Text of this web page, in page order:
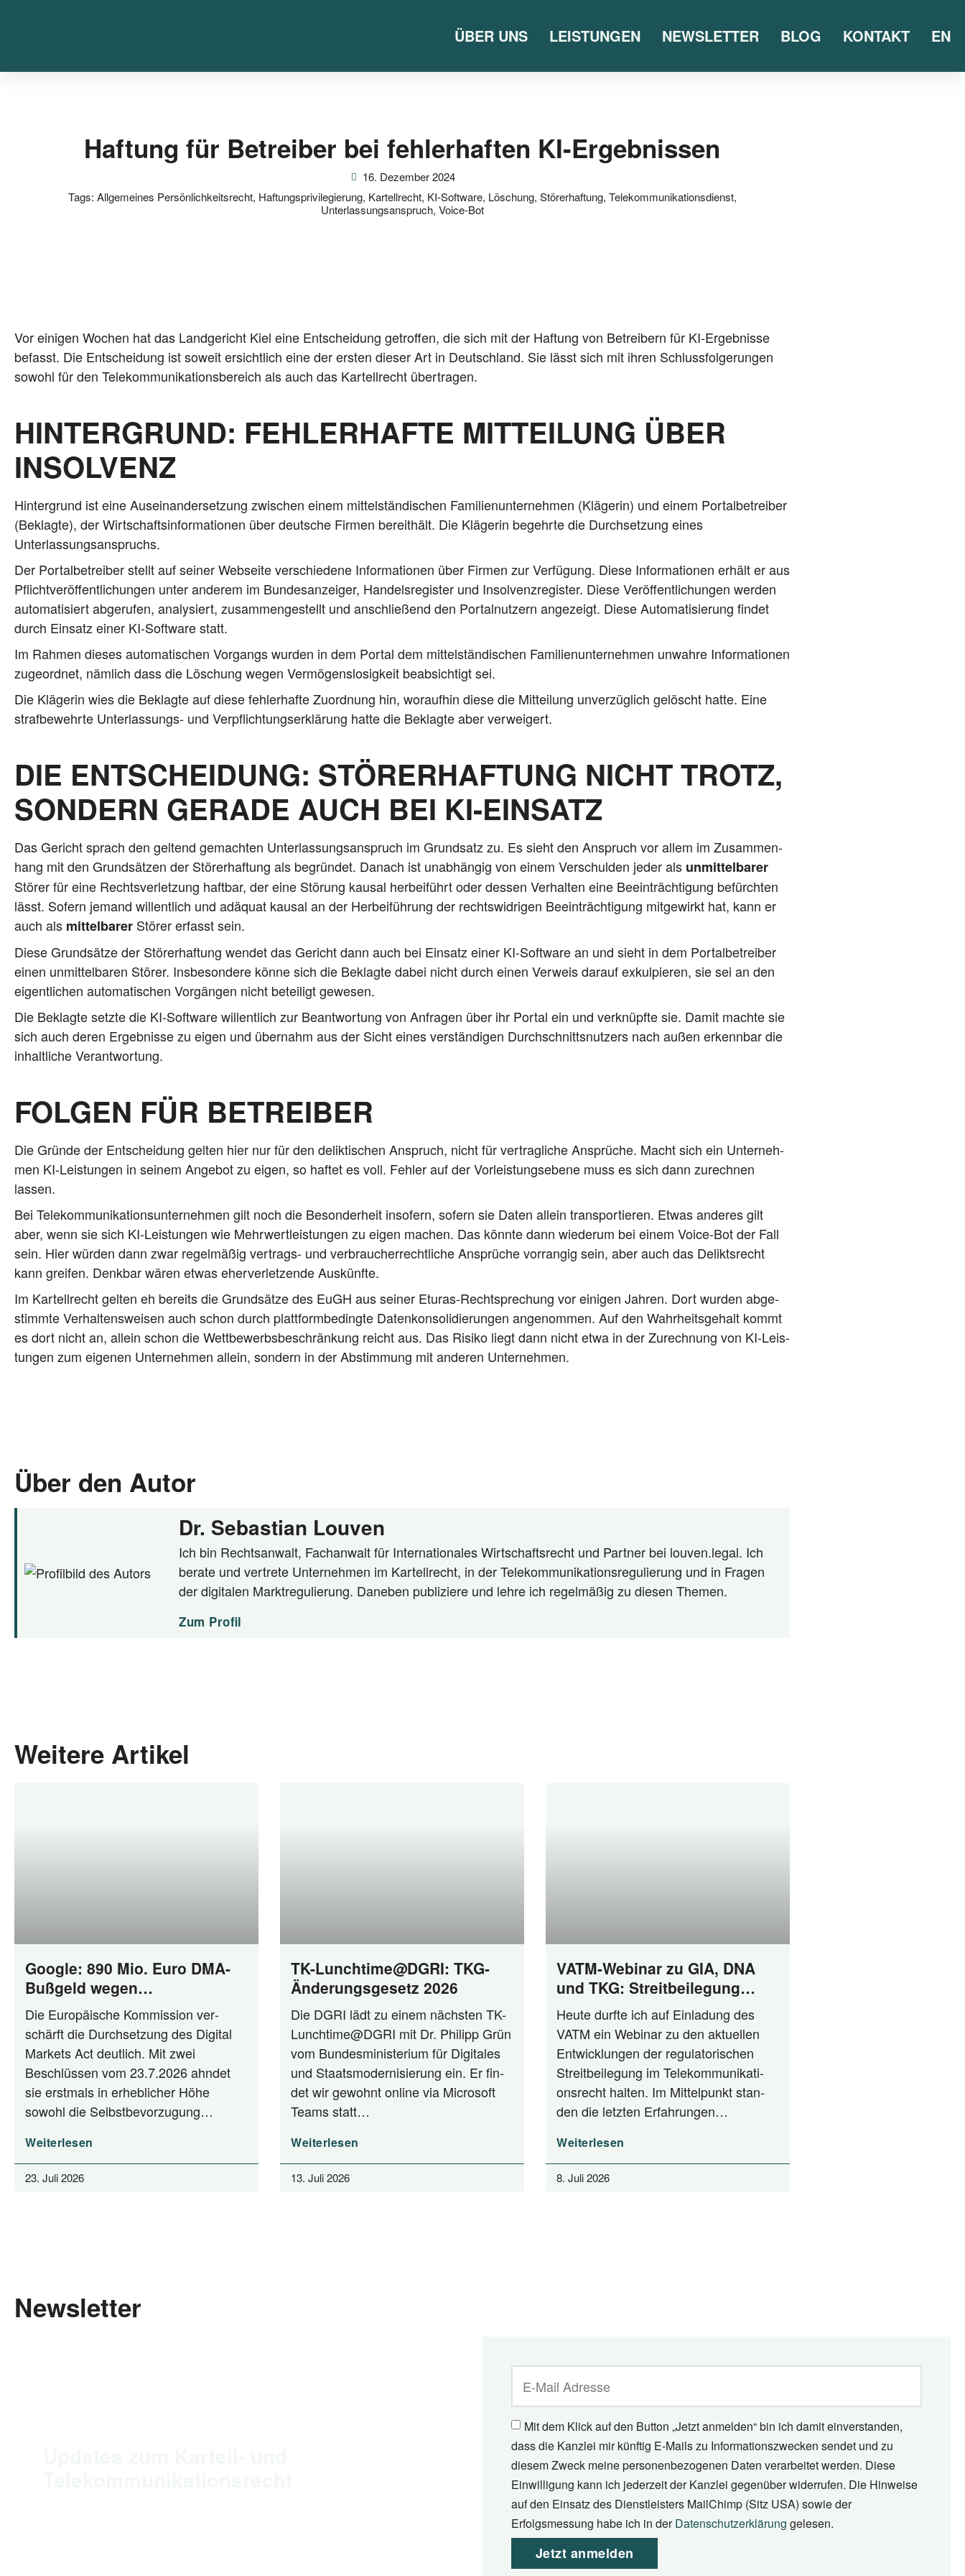
ÜBER UNS LEISTUNGEN NEWSLETTER BLOG KONTAKT EN
Haftung für Betreiber bei fehlerhaften KI-Ergebnissen
16. Dezember 2024
Tags: Allgemeines Persönlichkeitsrecht, Haftungsprivilegierung, Kartellrecht, KI-Software, Löschung, Störerhaftung, Telekommunikationsdienst,
Unterlassungsanspruch, Voice-Bot
Vor eini­gen Wochen hat das Land­ge­richt Kiel eine Ent­schei­dung getrof­fen, die sich mit der Haf­tung von Betrei­bern für KI-Ergeb­nis­se
befasst. Die Ent­schei­dung ist soweit ersicht­lich eine der ers­ten die­ser Art in Deutsch­land. Sie lässt sich mit ihren Schluss­fol­ge­run­gen
sowohl für den Tele­kom­mu­ni­ka­ti­ons­be­reich als auch das Kar­tell­recht übertragen.
HINTERGRUND: FEHLERHAFTE MITTEILUNG ÜBER
INSOLVENZ
Hin­ter­grund ist eine Aus­ein­an­der­set­zung zwi­schen einem mit­tel­stän­di­schen Fami­li­en­un­ter­neh­men (Klä­ge­rin) und einem Por­tal­be­trei­ber
(Beklag­te), der Wirt­schafts­in­for­ma­tio­nen über deut­sche Fir­men bereit­hält. Die Klä­ge­rin begehr­te die Durch­set­zung eines
Unterlassungsanspruchs.
Der Por­tal­be­trei­ber stellt auf sei­ner Web­sei­te ver­schie­de­ne Infor­ma­tio­nen über Fir­men zur Ver­fü­gung. Die­se Infor­ma­tio­nen erhält er aus
Pflicht­ver­öf­fent­li­chun­gen unter ande­rem im Bun­des­an­zei­ger, Han­dels­re­gis­ter und Insol­venz­re­gis­ter. Die­se Ver­öf­fent­li­chun­gen wer­den
auto­ma­ti­siert abge­ru­fen, ana­ly­siert, zusam­men­ge­stellt und anschlie­ßend den Por­tal­nut­zern ange­zeigt. Die­se Auto­ma­ti­sie­rung fin­det
durch Ein­satz einer KI-Soft­ware statt.
Im Rah­men die­ses auto­ma­ti­schen Vor­gangs wur­den in dem Por­tal dem mit­tel­stän­di­schen Fami­li­en­un­ter­neh­men unwah­re Infor­ma­tio­nen
zuge­ord­net, näm­lich dass die Löschung wegen Ver­mö­gens­lo­sig­keit beab­sich­tigt sei.
Die Klä­ge­rin wies die Beklag­te auf die­se feh­ler­haf­te Zuord­nung hin, wor­auf­hin die­se die Mit­tei­lung unver­züg­lich gelöscht hat­te. Eine
straf­be­wehr­te Unter­las­sungs- und Ver­pflich­tungs­er­klä­rung hat­te die Beklag­te aber verweigert.
DIE ENTSCHEIDUNG: STÖRERHAFTUNG NICHT TROTZ,
SONDERN GERADE AUCH BEI KI-EINSATZ
Das Gericht sprach den gel­tend gemach­ten Unter­las­sungs­an­spruch im Grund­satz zu. Es sieht den Anspruch vor allem im Zusam­men­
hang mit den Grund­sät­zen der Stö­rer­haf­tung als begrün­det. Danach ist unab­hän­gig von einem Ver­schul­den jeder als unmit­tel­ba­rer
Stö­rer für eine Rechts­ver­let­zung haft­bar, der eine Stö­rung kau­sal her­bei­führt oder des­sen Ver­hal­ten eine Beein­träch­ti­gung befürch­ten
lässt. Sofern jemand wil­lent­lich und adäquat kau­sal an der Her­bei­füh­rung der rechts­wid­ri­gen Beein­träch­ti­gung mit­ge­wirkt hat, kann er
auch als mit­tel­ba­rer Stö­rer erfasst sein.
Die­se Grund­sät­ze der Stö­rer­haf­tung wen­det das Gericht dann auch bei Ein­satz einer KI-Soft­ware an und sieht in dem Por­tal­be­trei­ber
einen unmit­tel­ba­ren Stö­rer. Ins­be­son­de­re kön­ne sich die Beklag­te dabei nicht durch einen Ver­weis dar­auf exkul­pie­ren, sie sei an den
eigent­li­chen auto­ma­ti­schen Vor­gän­gen nicht betei­ligt gewesen.
Die Beklag­te setz­te die KI-Soft­ware wil­lent­lich zur Beant­wor­tung von Anfra­gen über ihr Por­tal ein und ver­knüpf­te sie. Damit mach­te sie
sich auch deren Ergeb­nis­se zu eigen und über­nahm aus der Sicht eines ver­stän­di­gen Durch­schnitts­nut­zers nach außen erkenn­bar die
inhalt­li­che Verantwortung.
FOLGEN FÜR BETREIBER
Die Grün­de der Ent­schei­dung gel­ten hier nur für den delikt­i­schen Anspruch, nicht für ver­trag­li­che Ansprü­che. Macht sich ein Unter­neh­
men KI-Leis­tun­gen in sei­nem Ange­bot zu eigen, so haf­tet es voll. Feh­ler auf der Vor­leis­tungs­ebe­ne muss es sich dann zurech­nen
lassen.
Bei Tele­kom­mu­ni­ka­ti­ons­un­ter­neh­men gilt noch die Beson­der­heit inso­fern, sofern sie Daten allein trans­por­tie­ren. Etwas ande­res gilt
aber, wenn sie sich KI-Leis­tun­gen wie Mehr­wert­leis­tun­gen zu eigen machen. Das könn­te dann wie­der­um bei einem Voice-Bot der Fall
sein. Hier wür­den dann zwar regel­mä­ßig ver­trags- und ver­brau­cher­recht­li­che Ansprü­che vor­ran­gig sein, aber auch das Delikts­recht
kann grei­fen. Denk­bar wären etwas eher­ver­let­zen­de Auskünfte.
Im Kar­tell­recht gel­ten eh bereits die Grund­sät­ze des EuGH aus sei­ner Etu­ras-Recht­spre­chung vor eini­gen Jah­ren. Dort wur­den abge­
stimm­te Ver­hal­tens­wei­sen auch schon durch platt­form­be­ding­te Daten­kon­so­li­die­run­gen ange­nom­men. Auf den Wahr­heits­ge­halt kommt
es dort nicht an, allein schon die Wett­be­werbs­be­schrän­kung reicht aus. Das Risi­ko liegt dann nicht etwa in der Zurech­nung von KI-Leis­
tun­gen zum eige­nen Unter­neh­men allein, son­dern in der Abstim­mung mit ande­ren Unternehmen.
Über den Autor
Dr. Sebastian Louven
Ich bin Rechtsanwalt, Fachanwalt für Internationales Wirtschaftsrecht und Partner bei louven.legal. Ich
berate und vertrete Unternehmen im Kartellrecht, in der Telekommunikationsregulierung und in Fragen
der digitalen Marktregulierung. Daneben publiziere und lehre ich regelmäßig zu diesen Themen.
Zum Profil
Weitere Artikel
Google: 890 Mio. Euro DMA-
Bußgeld wegen
Selbstbevorzugung und Anti-
Steering
Die Euro­päi­sche Kom­mis­si­on ver­
schärft die Durch­set­zung des Digi­tal
Mar­kets Act deut­lich. Mit zwei
Beschlüs­sen vom 23.7.2026 ahn­det
sie erst­mals in erheb­li­cher Höhe
sowohl die Selbstbevorzugung…
Weiterlesen
23. Juli 2026
TK-Lunchtime@DGRI: TKG-
Änderungsgesetz 2026
Die DGRI lädt zu einem nächs­ten TK-
Lunchtime@DGRI mit Dr. Phil­ipp Grün
vom Bun­des­mi­nis­te­ri­um für Digi­ta­les
und Staats­mo­der­ni­sie­rung ein. Er fin­
det wir gewohnt online via Micro­soft
Teams statt…
Weiterlesen
13. Juli 2026
VATM-Webinar zu GIA, DNA
und TKG: Streitbeilegung
zwischen Anspruch und
Praxis
Heu­te durf­te ich auf Ein­la­dung des
VATM ein Web­i­nar zu den aktu­el­len
Ent­wick­lun­gen der regu­la­to­ri­schen
Streit­bei­le­gung im Tele­kom­mu­ni­ka­ti­
ons­recht hal­ten. Im Mit­tel­punkt stan­
den die letz­ten Erfahrungen…
Weiterlesen
8. Juli 2026
Newsletter
Mit dem Klick auf den Button „Jetzt anmelden“ bin ich damit einverstanden,
dass die Kanzlei mir künftig E-Mails zu Informationszwecken sendet und zu
diesem Zweck meine personenbezogenen Daten verarbeitet werden. Diese
Einwilligung kann ich jederzeit der Kanzlei gegenüber widerrufen. Die Hinweise
auf den Einsatz des Dienstleisters MailChimp (Sitz USA) sowie der
Erfolgsmessung habe ich in derDatenschutzerklärung gelesen.
Jetzt anmelden